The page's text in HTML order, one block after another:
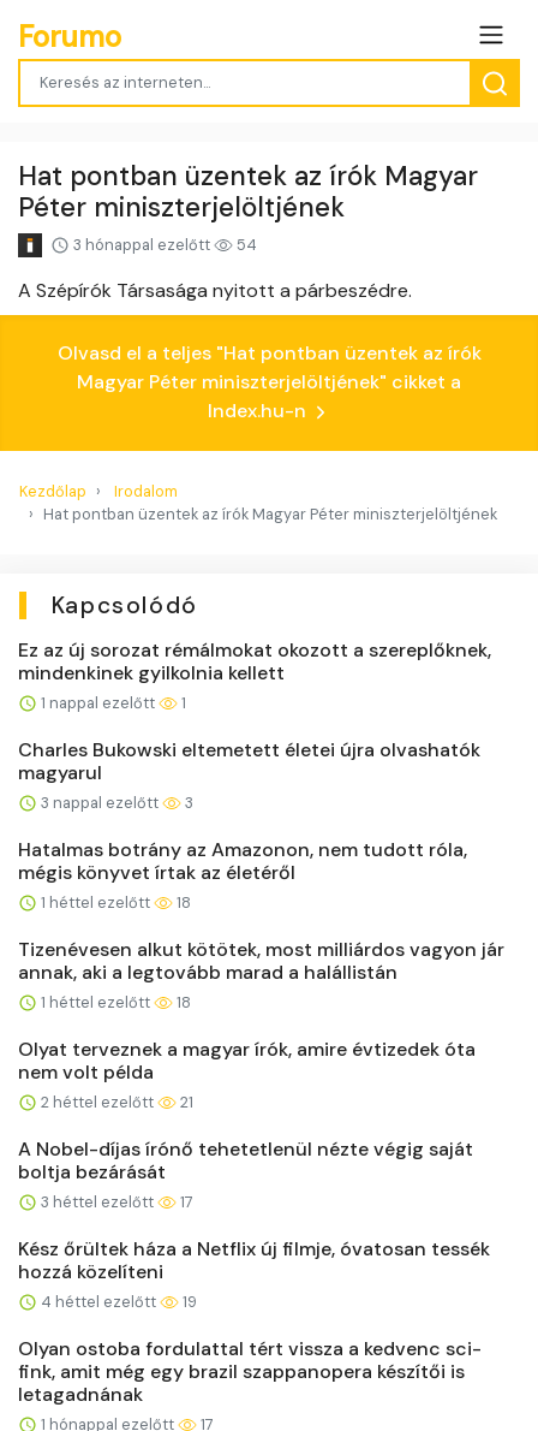
Forumo
Hat pontban üzentek az írók Magyar
Péter miniszterjelöltjének
3 hónappal ezelőtt 54
A Szépírók Társasága nyitott a párbeszédre.
Olvasd el a teljes "Hat pontban üzentek az írók
Magyar Péter miniszterjelöltjének" cikket a
Index.hu-n
Kezdőlap
Irodalom
Hat pontban üzentek az írók Magyar Péter miniszterjelöltjének
Kapcsolódó
Ez az új sorozat rémálmokat okozott a szereplőknek,
mindenkinek gyilkolnia kellett
1 nappal ezelőtt 1
Charles Bukowski eltemetett életei újra olvashatók
magyarul
3 nappal ezelőtt 3
Hatalmas botrány az Amazonon, nem tudott róla,
mégis könyvet írtak az életéről
1 héttel ezelőtt 18
Tizenévesen alkut kötötek, most milliárdos vagyon jár
annak, aki a legtovább marad a halállistán
1 héttel ezelőtt 18
Olyat terveznek a magyar írók, amire évtizedek óta
nem volt példa
2 héttel ezelőtt 21
A Nobel-díjas írónő tehetetlenül nézte végig saját
boltja bezárását
3 héttel ezelőtt 17
Kész őrültek háza a Netflix új filmje, óvatosan tessék
hozzá közelíteni
4 héttel ezelőtt 19
Olyan ostoba fordulattal tért vissza a kedvenc sci-
fink, amit még egy brazil szappanopera készítői is
letagadnának
1 hónappal ezelőtt 17